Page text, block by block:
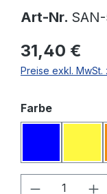
Art-Nr.
31,40 €
Preise exkl.
Farbeauswählen
Produkt